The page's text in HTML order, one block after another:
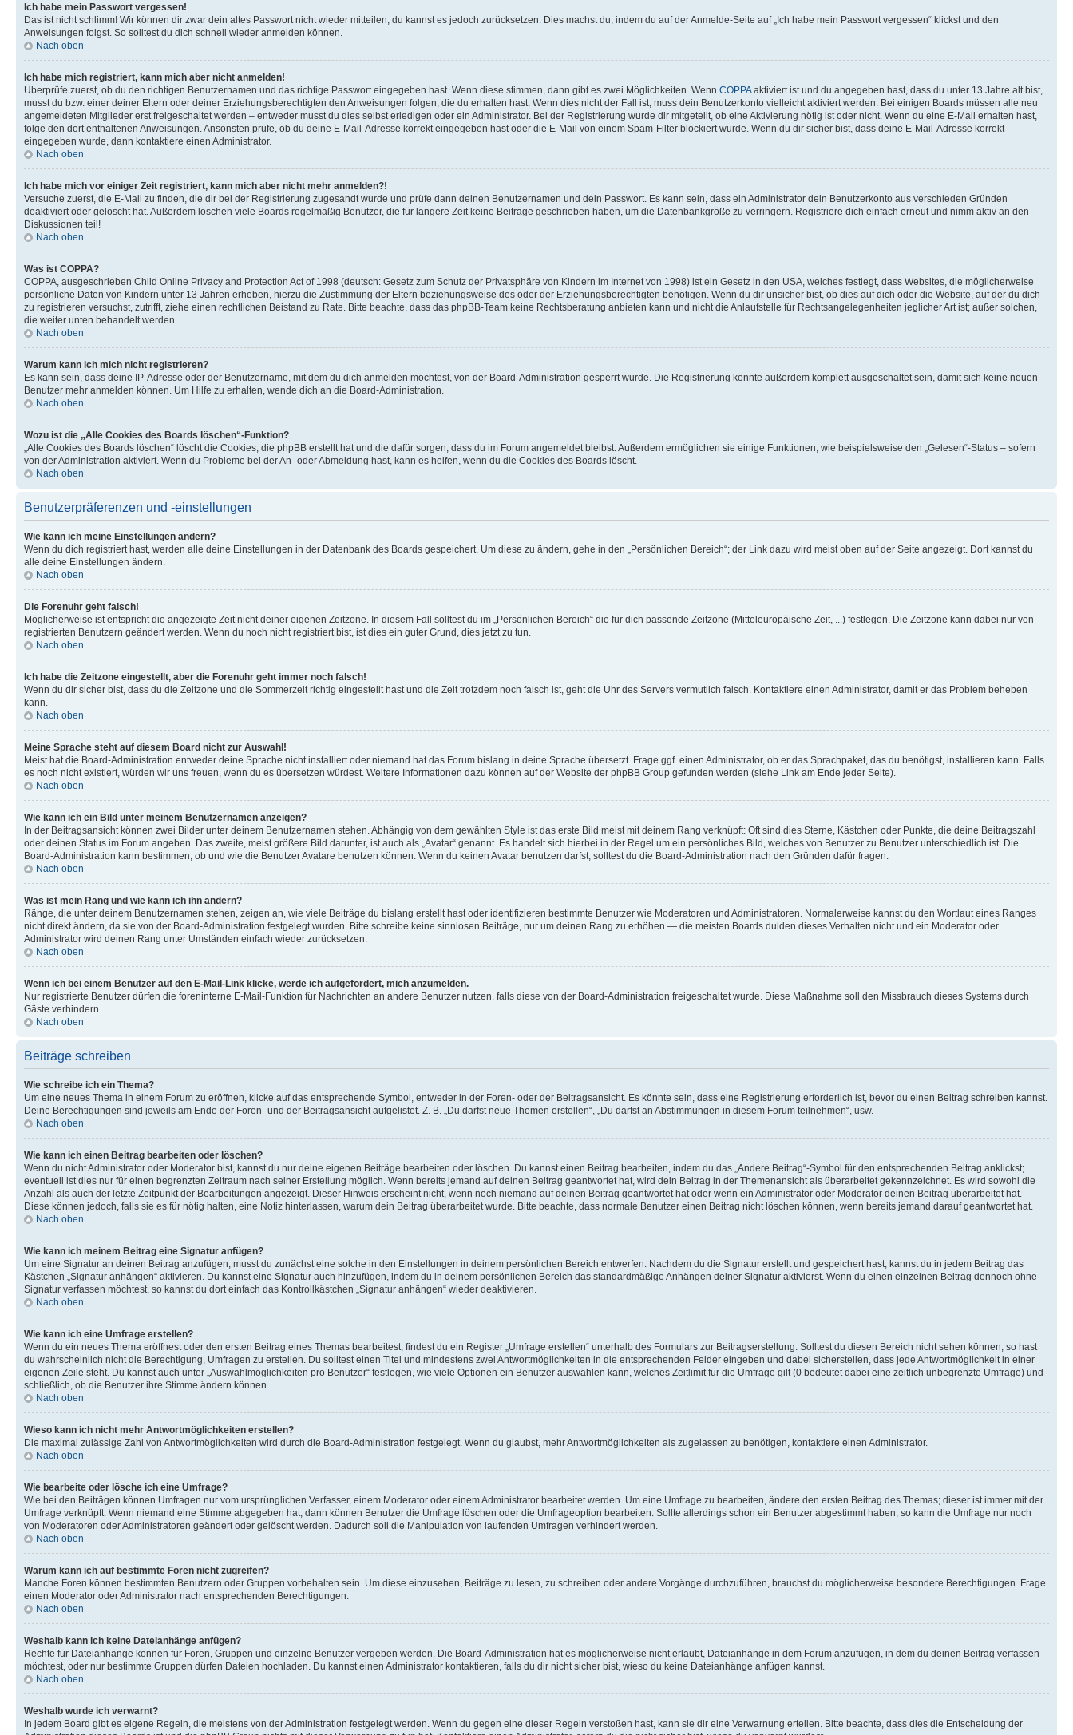
Ich habe mein Passwort vergessen!
Das ist nicht schlimm! Wir können dir zwar dein altes Passwort nicht wieder mitteilen, du kannst es jedoch zurücksetzen. Dies machst du, indem du auf der Anmelde-Seite auf „Ich habe mein Passwort vergessen“ klickst und den
Anweisungen folgst. So solltest du dich schnell wieder anmelden können.
Nach oben
Ich habe mich registriert, kann mich aber nicht anmelden!
Überprüfe zuerst, ob du den richtigen Benutzernamen und das richtige Passwort eingegeben hast. Wenn diese stimmen, dann gibt es zwei Möglichkeiten. Wenn COPPAaktiviert ist und du angegeben hast, dass du unter 13 Jahre alt bist,
musst du bzw. einer deiner Eltern oder deiner Erziehungsberechtigten den Anweisungen folgen, die du erhalten hast. Wenn dies nicht der Fall ist, muss dein Benutzerkonto vielleicht aktiviert werden. Bei einigen Boards müssen alle neu
angemeldeten Mitglieder erst freigeschaltet werden – entweder musst du dies selbst erledigen oder ein Administrator. Bei der Registrierung wurde dir mitgeteilt, ob eine Aktivierung nötig ist oder nicht. Wenn du eine E-Mail erhalten hast,
folge den dort enthaltenen Anweisungen. Ansonsten prüfe, ob du deine E-Mail-Adresse korrekt eingegeben hast oder die E-Mail von einem Spam-Filter blockiert wurde. Wenn du dir sicher bist, dass deine E-Mail-Adresse korrekt
eingegeben wurde, dann kontaktiere einen Administrator.
Nach oben
Ich habe mich vor einiger Zeit registriert, kann mich aber nicht mehr anmelden?!
Versuche zuerst, die E-Mail zu finden, die dir bei der Registrierung zugesandt wurde und prüfe dann deinen Benutzernamen und dein Passwort. Es kann sein, dass ein Administrator dein Benutzerkonto aus verschieden Gründen
deaktiviert oder gelöscht hat. Außerdem löschen viele Boards regelmäßig Benutzer, die für längere Zeit keine Beiträge geschrieben haben, um die Datenbankgröße zu verringern. Registriere dich einfach erneut und nimm aktiv an den
Diskussionen teil!
Nach oben
Was ist COPPA?
COPPA, ausgeschrieben Child Online Privacy and Protection Act of 1998 (deutsch: Gesetz zum Schutz der Privatsphäre von Kindern im Internet von 1998) ist ein Gesetz in den USA, welches festlegt, dass Websites, die möglicherweise
persönliche Daten von Kindern unter 13 Jahren erheben, hierzu die Zustimmung der Eltern beziehungsweise des oder der Erziehungsberechtigten benötigen. Wenn du dir unsicher bist, ob dies auf dich oder die Website, auf der du dich
zu registrieren versuchst, zutrifft, ziehe einen rechtlichen Beistand zu Rate. Bitte beachte, dass das phpBB-Team keine Rechtsberatung anbieten kann und nicht die Anlaufstelle für Rechtsangelegenheiten jeglicher Art ist; außer solchen,
die weiter unten behandelt werden.
Nach oben
Warum kann ich mich nicht registrieren?
Es kann sein, dass deine IP-Adresse oder der Benutzername, mit dem du dich anmelden möchtest, von der Board-Administration gesperrt wurde. Die Registrierung könnte außerdem komplett ausgeschaltet sein, damit sich keine neuen
Benutzer mehr anmelden können. Um Hilfe zu erhalten, wende dich an die Board-Administration.
Nach oben
Wozu ist die „Alle Cookies des Boards löschen“-Funktion?
„Alle Cookies des Boards löschen“ löscht die Cookies, die phpBB erstellt hat und die dafür sorgen, dass du im Forum angemeldet bleibst. Außerdem ermöglichen sie einige Funktionen, wie beispielsweise den „Gelesen“-Status – sofern
von der Administration aktiviert. Wenn du Probleme bei der An- oder Abmeldung hast, kann es helfen, wenn du die Cookies des Boards löscht.
Nach oben
Benutzerpräferenzen und -einstellungen
Wie kann ich meine Einstellungen ändern?
Wenn du dich registriert hast, werden alle deine Einstellungen in der Datenbank des Boards gespeichert. Um diese zu ändern, gehe in den „Persönlichen Bereich“; der Link dazu wird meist oben auf der Seite angezeigt. Dort kannst du
alle deine Einstellungen ändern.
Nach oben
Die Forenuhr geht falsch!
Möglicherweise ist entspricht die angezeigte Zeit nicht deiner eigenen Zeitzone. In diesem Fall solltest du im „Persönlichen Bereich“ die für dich passende Zeitzone (Mitteleuropäische Zeit, ...) festlegen. Die Zeitzone kann dabei nur von
registrierten Benutzern geändert werden. Wenn du noch nicht registriert bist, ist dies ein guter Grund, dies jetzt zu tun.
Nach oben
Ich habe die Zeitzone eingestellt, aber die Forenuhr geht immer noch falsch!
Wenn du dir sicher bist, dass du die Zeitzone und die Sommerzeit richtig eingestellt hast und die Zeit trotzdem noch falsch ist, geht die Uhr des Servers vermutlich falsch. Kontaktiere einen Administrator, damit er das Problem beheben
kann.
Nach oben
Meine Sprache steht auf diesem Board nicht zur Auswahl!
Meist hat die Board-Administration entweder deine Sprache nicht installiert oder niemand hat das Forum bislang in deine Sprache übersetzt. Frage ggf. einen Administrator, ob er das Sprachpaket, das du benötigst, installieren kann. Falls
es noch nicht existiert, würden wir uns freuen, wenn du es übersetzen würdest. Weitere Informationen dazu können auf der Website der phpBB Group gefunden werden (siehe Link am Ende jeder Seite).
Nach oben
Wie kann ich ein Bild unter meinem Benutzernamen anzeigen?
In der Beitragsansicht können zwei Bilder unter deinem Benutzernamen stehen. Abhängig von dem gewählten Style ist das erste Bild meist mit deinem Rang verknüpft: Oft sind dies Sterne, Kästchen oder Punkte, die deine Beitragszahl
oder deinen Status im Forum angeben. Das zweite, meist größere Bild darunter, ist auch als „Avatar“ genannt. Es handelt sich hierbei in der Regel um ein persönliches Bild, welches von Benutzer zu Benutzer unterschiedlich ist. Die
Board-Administration kann bestimmen, ob und wie die Benutzer Avatare benutzen können. Wenn du keinen Avatar benutzen darfst, solltest du die Board-Administration nach den Gründen dafür fragen.
Nach oben
Was ist mein Rang und wie kann ich ihn ändern?
Ränge, die unter deinem Benutzernamen stehen, zeigen an, wie viele Beiträge du bislang erstellt hast oder identifizieren bestimmte Benutzer wie Moderatoren und Administratoren. Normalerweise kannst du den Wortlaut eines Ranges
nicht direkt ändern, da sie von der Board-Administration festgelegt wurden. Bitte schreibe keine sinnlosen Beiträge, nur um deinen Rang zu erhöhen — die meisten Boards dulden dieses Verhalten nicht und ein Moderator oder
Administrator wird deinen Rang unter Umständen einfach wieder zurücksetzen.
Nach oben
Wenn ich bei einem Benutzer auf den E-Mail-Link klicke, werde ich aufgefordert, mich anzumelden.
Nur registrierte Benutzer dürfen die foreninterne E-Mail-Funktion für Nachrichten an andere Benutzer nutzen, falls diese von der Board-Administration freigeschaltet wurde. Diese Maßnahme soll den Missbrauch dieses Systems durch
Gäste verhindern.
Nach oben
Beiträge schreiben
Wie schreibe ich ein Thema?
Um eine neues Thema in einem Forum zu eröffnen, klicke auf das entsprechende Symbol, entweder in der Foren- oder der Beitragsansicht. Es könnte sein, dass eine Registrierung erforderlich ist, bevor du einen Beitrag schreiben kannst.
Deine Berechtigungen sind jeweils am Ende der Foren- und der Beitragsansicht aufgelistet. Z. B. „Du darfst neue Themen erstellen“, „Du darfst an Abstimmungen in diesem Forum teilnehmen“, usw.
Nach oben
Wie kann ich einen Beitrag bearbeiten oder löschen?
Wenn du nicht Administrator oder Moderator bist, kannst du nur deine eigenen Beiträge bearbeiten oder löschen. Du kannst einen Beitrag bearbeiten, indem du das „Ändere Beitrag“-Symbol für den entsprechenden Beitrag anklickst;
eventuell ist dies nur für einen begrenzten Zeitraum nach seiner Erstellung möglich. Wenn bereits jemand auf deinen Beitrag geantwortet hat, wird dein Beitrag in der Themenansicht als überarbeitet gekennzeichnet. Es wird sowohl die
Anzahl als auch der letzte Zeitpunkt der Bearbeitungen angezeigt. Dieser Hinweis erscheint nicht, wenn noch niemand auf deinen Beitrag geantwortet hat oder wenn ein Administrator oder Moderator deinen Beitrag überarbeitet hat.
Diese können jedoch, falls sie es für nötig halten, eine Notiz hinterlassen, warum dein Beitrag überarbeitet wurde. Bitte beachte, dass normale Benutzer einen Beitrag nicht löschen können, wenn bereits jemand darauf geantwortet hat.
Nach oben
Wie kann ich meinem Beitrag eine Signatur anfügen?
Um eine Signatur an deinen Beitrag anzufügen, musst du zunächst eine solche in den Einstellungen in deinem persönlichen Bereich entwerfen. Nachdem du die Signatur erstellt und gespeichert hast, kannst du in jedem Beitrag das
Kästchen „Signatur anhängen“ aktivieren. Du kannst eine Signatur auch hinzufügen, indem du in deinem persönlichen Bereich das standardmäßige Anhängen deiner Signatur aktivierst. Wenn du einen einzelnen Beitrag dennoch ohne
Signatur verfassen möchtest, so kannst du dort einfach das Kontrollkästchen „Signatur anhängen“ wieder deaktivieren.
Nach oben
Wie kann ich eine Umfrage erstellen?
Wenn du ein neues Thema eröffnest oder den ersten Beitrag eines Themas bearbeitest, findest du ein Register „Umfrage erstellen“ unterhalb des Formulars zur Beitragserstellung. Solltest du diesen Bereich nicht sehen können, so hast
du wahrscheinlich nicht die Berechtigung, Umfragen zu erstellen. Du solltest einen Titel und mindestens zwei Antwortmöglichkeiten in die entsprechenden Felder eingeben und dabei sicherstellen, dass jede Antwortmöglichkeit in einer
eigenen Zeile steht. Du kannst auch unter „Auswahlmöglichkeiten pro Benutzer“ festlegen, wie viele Optionen ein Benutzer auswählen kann, welches Zeitlimit für die Umfrage gilt (0 bedeutet dabei eine zeitlich unbegrenzte Umfrage) und
schließlich, ob die Benutzer ihre Stimme ändern können.
Nach oben
Wieso kann ich nicht mehr Antwortmöglichkeiten erstellen?
Die maximal zulässige Zahl von Antwortmöglichkeiten wird durch die Board-Administration festgelegt. Wenn du glaubst, mehr Antwortmöglichkeiten als zugelassen zu benötigen, kontaktiere einen Administrator.
Nach oben
Wie bearbeite oder lösche ich eine Umfrage?
Wie bei den Beiträgen können Umfragen nur vom ursprünglichen Verfasser, einem Moderator oder einem Administrator bearbeitet werden. Um eine Umfrage zu bearbeiten, ändere den ersten Beitrag des Themas; dieser ist immer mit der
Umfrage verknüpft. Wenn niemand eine Stimme abgegeben hat, dann können Benutzer die Umfrage löschen oder die Umfrageoption bearbeiten. Sollte allerdings schon ein Benutzer abgestimmt haben, so kann die Umfrage nur noch
von Moderatoren oder Administratoren geändert oder gelöscht werden. Dadurch soll die Manipulation von laufenden Umfragen verhindert werden.
Nach oben
Warum kann ich auf bestimmte Foren nicht zugreifen?
Manche Foren können bestimmten Benutzern oder Gruppen vorbehalten sein. Um diese einzusehen, Beiträge zu lesen, zu schreiben oder andere Vorgänge durchzuführen, brauchst du möglicherweise besondere Berechtigungen. Frage
einen Moderator oder Administrator nach entsprechenden Berechtigungen.
Nach oben
Weshalb kann ich keine Dateianhänge anfügen?
Rechte für Dateianhänge können für Foren, Gruppen und einzelne Benutzer vergeben werden. Die Board-Administration hat es möglicherweise nicht erlaubt, Dateianhänge in dem Forum anzufügen, in dem du deinen Beitrag verfassen
möchtest, oder nur bestimmte Gruppen dürfen Dateien hochladen. Du kannst einen Administrator kontaktieren, falls du dir nicht sicher bist, wieso du keine Dateianhänge anfügen kannst.
Nach oben
Weshalb wurde ich verwarnt?
In jedem Board gibt es eigene Regeln, die meistens von der Administration festgelegt werden. Wenn du gegen eine dieser Regeln verstoßen hast, kann sie dir eine Verwarnung erteilen. Bitte beachte, dass dies die Entscheidung der